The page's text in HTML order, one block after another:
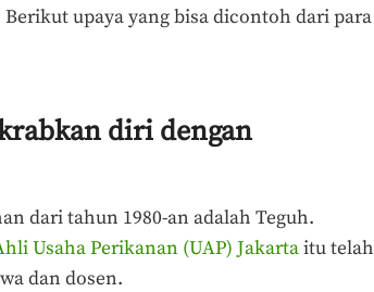
upaya yang bisa dicontoh dari para
diri dengan
dari tahun 1980-an adalah Teguh.
Usaha Perikanan (UAP) Jakartaitu telah
dan dosen.